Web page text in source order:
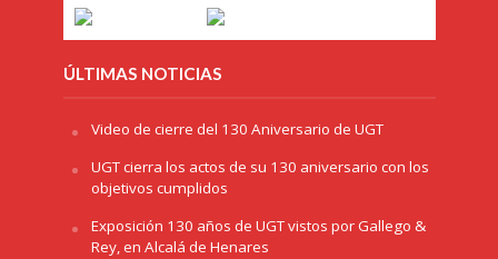
ÚLTIMAS NOTICIAS
Video de cierre del 130 Aniversario de UGT
UGT cierra los actos de su 130 aniversario con los
objetivos cumplidos
Exposición 130 años de UGT vistos por Gallego &
Rey, en Alcalá de Henares